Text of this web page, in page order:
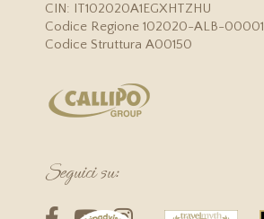
CIN: IT102020A1EGXHTZHU
Codice Regione 102020-ALB-00001
Codice Struttura A00150
Seguici su: